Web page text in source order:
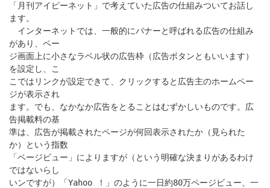
「月刊アイピーネット」で考えていた広告の仕組みついてお話し
ます。
インターネットでは、一般的にバナーと呼ばれる広告の仕組み
があり、ペー
ジ画面上に小さなラベル状の広告枠（広告ボタンともいいます）
を設定し、こ
こではリンクが設定できて、クリックすると広告主のホームペー
ジが表示され
ます。でも、なかなか広告をとることはむずかしいものです。広
告掲載料の基
準は、広告が掲載されたページが何回表示されたか（見られた
か）という指数
「ページビュー」によりますが（という明確な決まりがあるわけ
ではないらし
いンですが）「Yahoo ！」のように一日約80万ページビュー、一